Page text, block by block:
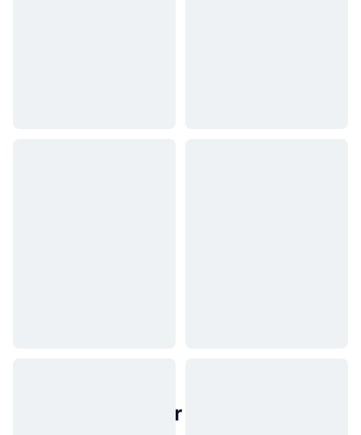
Populære aktiver fra den virkelige